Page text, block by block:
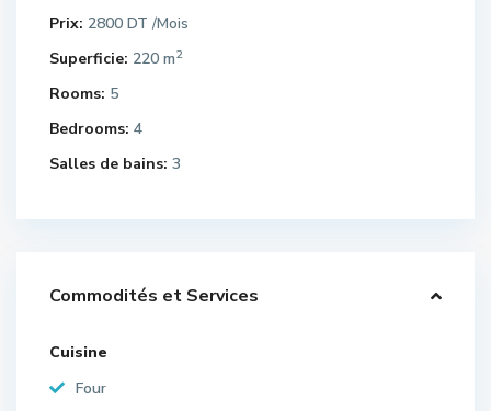
Prix: 2800 DT /Mois
Superficie: 220 m2
Rooms: 5
Bedrooms: 4
Salles de bains: 3
Commodités et Services
Cuisine
Four